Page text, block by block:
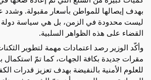
بهدف إيصالها للمواطن بأسعار مقبولة.
ليست محدودة في الزمن، بل هي سياسة
القضاء على هذه الظواهر السلبية.
وأكّد الوزير رصد اعتمادات مهمة لتطوير
مقرات جديدة بكافة الجهات، كما تمّ استكمال
للعلوم الأمنية بالنفيضة بهدف تعزيز قدرات